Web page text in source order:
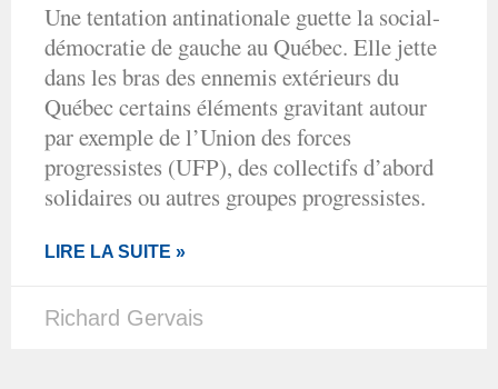
Une tentation antinationale guette la social-
démocratie de gauche au Québec. Elle jette
dans les bras des ennemis extérieurs du
Québec certains éléments gravitant autour
par exemple de l’Union des forces
progressistes (UFP), des collectifs d’abord
solidaires ou autres groupes progressistes.
LIRE LA SUITE »
Richard Gervais